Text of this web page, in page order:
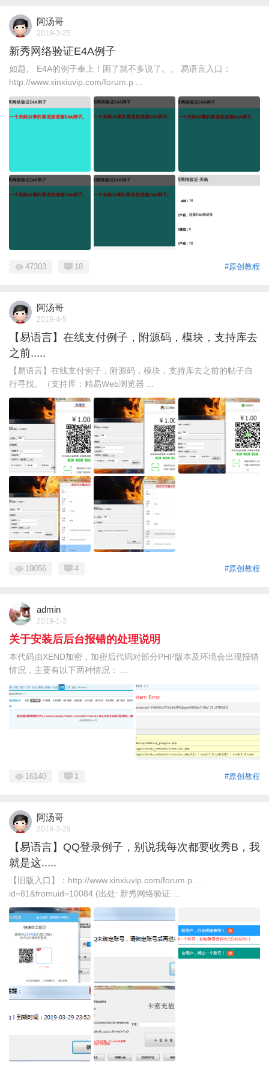
阿汤哥
2019-3-25
新秀网络验证E4A例子
如题。 E4A的例子奉上！困了就不多说了。。 易语言入口：
http://www.xinxiuvip.com/forum.p ...
#原创教程
47303 18
阿汤哥
2019-4-5
【易语言】在线支付例子，附源码，模块，支持库去
之前.....
【易语言】在线支付例子，附源码，模块，支持库去之前的帖子自
行寻找。（支持库：精易Web浏览器 ...
#原创教程
19056 4
admin
2019-1-3
关于安装后后台报错的处理说明
本代码由XEND加密，加密后代码对部分PHP版本及环境会出现报错
情况，主要有以下两种情况： ...
#原创教程
16140 1
阿汤哥
2019-3-29
【易语言】QQ登录例子，别说我每次都要收秀B，我
就是这.....
【旧版入口】：http://www.xinxiuvip.com/forum.p ...
id=81&fromuid=10084 (出处: 新秀网络验证 ...